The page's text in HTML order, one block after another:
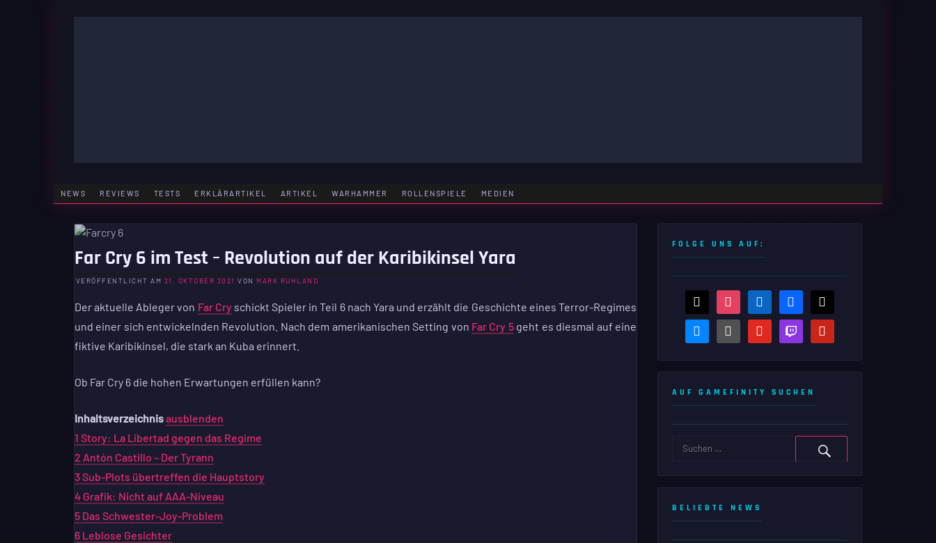
NEWS REVIEWS TESTS ERKLÄRARTIKEL ARTIKEL WARHAMMER ROLLENSPIELE MEDIEN
Far Cry 6 im Test – Revolution auf der Karibikinsel Yara
VERÖFFENTLICHT AM 21. OKTOBER 2021 VON MARK RUHLAND
Der aktuelle Ableger von Far Cryschickt Spieler in Teil 6 nach Yara und erzählt die Geschichte eines Terror-Regimes
und einer sich entwickelnden Revolution. Nach dem amerikanischen Setting von Far Cry 5geht es diesmal auf eine
fiktive Karibikinsel, die stark an Kuba erinnert.
Ob Far Cry 6 die hohen Erwartungen erfüllen kann?
Inhaltsverzeichnisausblenden
1 Story: La Libertad gegen das Regime
2 Antón Castillo – Der Tyrann
3Sub-Plots übertreffen die Hauptstory
4 Grafik: Nicht auf AAA-Niveau
5 Das Schwester-Joy-Problem
6 Leblose Gesichter
FOLGE UNS AUF:
threads instagramlinkedin facebook
bluesky steam-
square
youtubetwitch pinterest
AUF GAMEFINITY SUCHEN
BELIEBTE NEWS